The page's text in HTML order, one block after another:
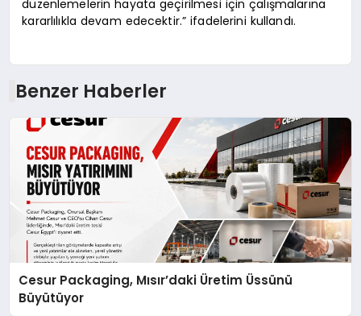
düzenlemelerin hayata geçirilmesi için çalışmalarına
kararlılıkla devam edecektir.” ifadelerini kullandı.
Benzer Haberler
Cesur Packaging, Mısır’daki Üretim Üssünü
Büyütüyor